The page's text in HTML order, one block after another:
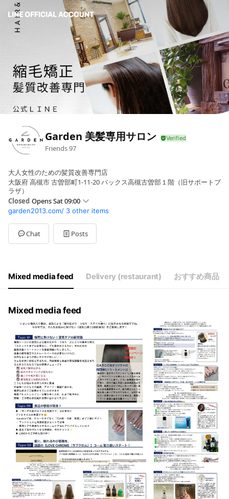
Garden 美髪専用サロン
Friends97
大人女性のための髪質改善専門店
大阪府 高槻市 古曽部町1-11-20 バックス高槻古曽部１階（旧サポートプ
ラザ）
Closed Opens Sat 09:00
Sun09:00 - 19:00
Mon09:00 - 19:00
TueClosed
Wed09:00 - 19:00
Sat
09:00 - 19:00
毎週火曜日、第三月曜日は定休日
garden2013.com/ 3 other items
Chat Posts
Mixed media feed Delivery (restaurant) おすすめ商品
Mixed media feed